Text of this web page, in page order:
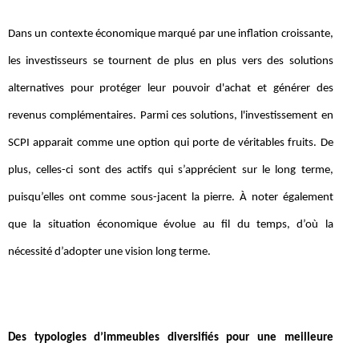
Dans un contexte économique marqué par une inflation croissante,
les investisseurs se tournent de plus en plus vers des solutions
alternatives pour protéger leur pouvoir d'achat et générer des
revenus complémentaires. Parmi ces solutions, l'investissement en
SCPI apparait comme une option qui porte de véritables fruits. De
plus, celles-ci sont des actifs qui s’apprécient sur le long terme,
puisqu’elles ont comme sous-jacent la pierre. À noter également
que la situation économique évolue au fil du temps, d’où la
nécessité d’adopter une vision long terme.
Des typologies d’immeubles diversifiés pour une meilleure